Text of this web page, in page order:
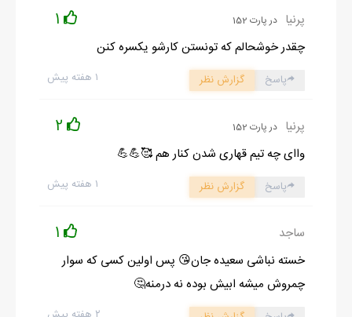
پرنیا در پارت 152 1
چقدر خوشحالم که تونستن کارشو یکسره کنن
۱ هفته پیش پاسخ گزارش نظر
پرنیا در پارت 152 2
واای چه تیم قهاری شدن کنار هم 🥰💪💪
۱ هفته پیش پاسخ گزارش نظر
ساجد 1
خسته نباشی سعیده جان😘 پس اولین کسی که سوار
چمروش میشه ابیش بوده نه درمنه🤔